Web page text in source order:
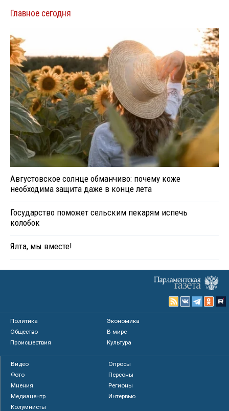
Главное сегодня
Августовское солнце обманчиво: почему коже
необходима защита даже в конце лета
Государство поможет сельским пекарям испечь
колобок
Ялта, мы вместе!
Политика
Экономика
Общество
В мире
Происшествия
Культура
Видео
Опросы
Фото
Персоны
Мнения
Регионы
Медиацентр
Интервью
Колумнисты